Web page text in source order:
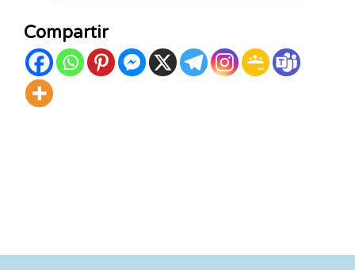
Compartir